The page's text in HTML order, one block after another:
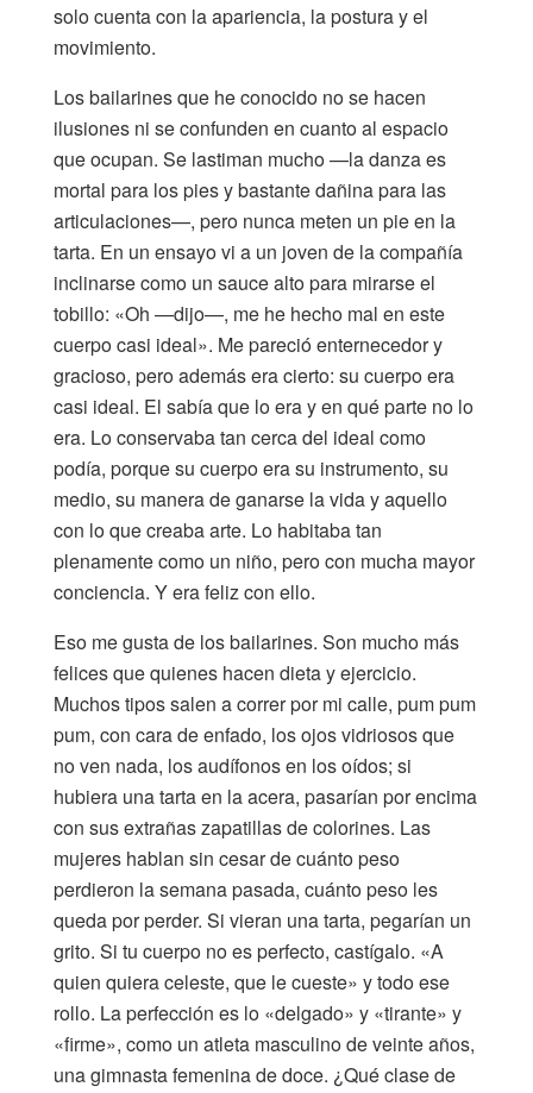
solo cuenta con la apariencia, la postura y el
movimiento.
Los bailarines que he conocido no se hacen
ilusiones ni se confunden en cuanto al espacio
que ocupan. Se lastiman mucho —la danza es
mortal para los pies y bastante dañina para las
articulaciones—, pero nunca meten un pie en la
tarta. En un ensayo vi a un joven de la compañía
inclinarse como un sauce alto para mirarse el
tobillo: «Oh —dijo—, me he hecho mal en este
cuerpo casi ideal». Me pareció enternecedor y
gracioso, pero además era cierto: su cuerpo era
casi ideal. El sabía que lo era y en qué parte no lo
era. Lo conservaba tan cerca del ideal como
podía, porque su cuerpo era su instrumento, su
medio, su manera de ganarse la vida y aquello
con lo que creaba arte. Lo habitaba tan
plenamente como un niño, pero con mucha mayor
conciencia. Y era feliz con ello.
Eso me gusta de los bailarines. Son mucho más
felices que quienes hacen dieta y ejercicio.
Muchos tipos salen a correr por mi calle, pum pum
pum, con cara de enfado, los ojos vidriosos que
no ven nada, los audífonos en los oídos; si
hubiera una tarta en la acera, pasarían por encima
con sus extrañas zapatillas de colorines. Las
mujeres hablan sin cesar de cuánto peso
perdieron la semana pasada, cuánto peso les
queda por perder. Si vieran una tarta, pegarían un
grito. Si tu cuerpo no es perfecto, castígalo. «A
quien quiera celeste, que le cueste» y todo ese
rollo. La perfección es lo «delgado» y «tirante» y
«firme», como un atleta masculino de veinte años,
una gimnasta femenina de doce. ¿Qué clase de